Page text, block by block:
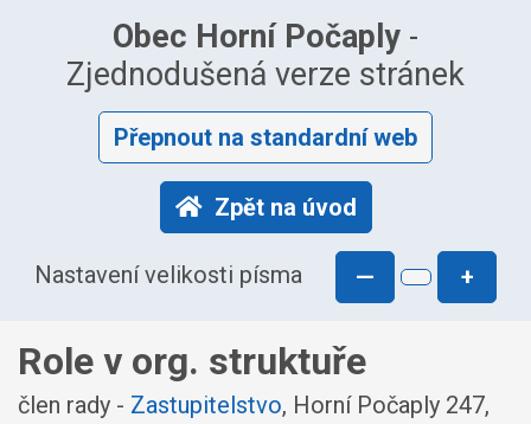
Obec Horní Počaply -
Zjednodušená verze stránek
Přepnout na standardní web
Zpět na úvod
Nastavení velikosti písma — +
Role v org. struktuře
člen rady - Zastupitelstvo, Horní Počaply 247,